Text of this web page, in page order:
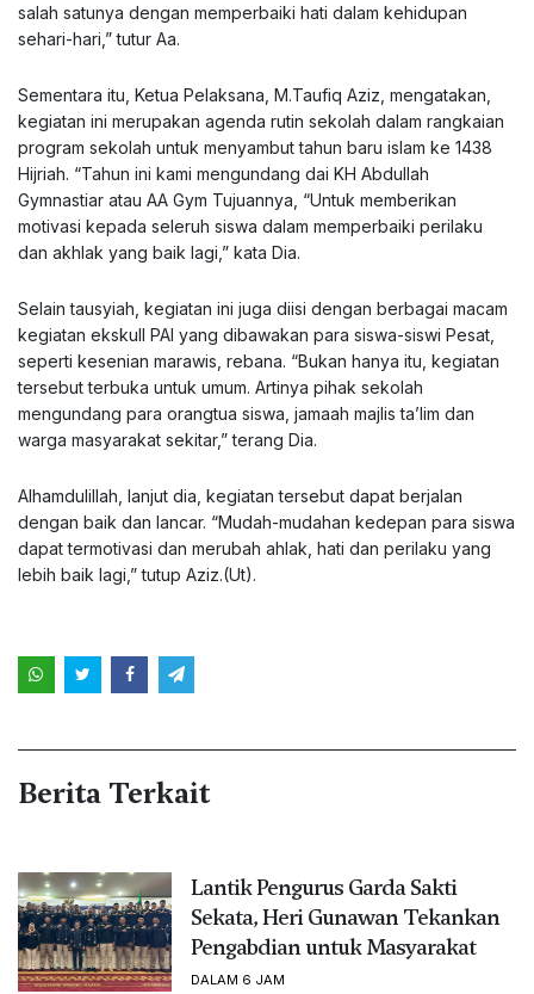
salah satunya dengan memperbaiki hati dalam kehidupan
sehari-hari,” tutur Aa.
Sementara itu, Ketua Pelaksana, M.Taufiq Aziz, mengatakan,
kegiatan ini merupakan agenda rutin sekolah dalam rangkaian
program sekolah untuk menyambut tahun baru islam ke 1438
Hijriah. “Tahun ini kami mengundang dai KH Abdullah
Gymnastiar atau AA Gym Tujuannya, “Untuk memberikan
motivasi kepada seleruh siswa dalam memperbaiki perilaku
dan akhlak yang baik lagi,” kata Dia.
Selain tausyiah, kegiatan ini juga diisi dengan berbagai macam
kegiatan ekskull PAI yang dibawakan para siswa-siswi Pesat,
seperti kesenian marawis, rebana. “Bukan hanya itu, kegiatan
tersebut terbuka untuk umum. Artinya pihak sekolah
mengundang para orangtua siswa, jamaah majlis ta’lim dan
warga masyarakat sekitar,” terang Dia.
Alhamdulillah, lanjut dia, kegiatan tersebut dapat berjalan
dengan baik dan lancar. “Mudah-mudahan kedepan para siswa
dapat termotivasi dan merubah ahlak, hati dan perilaku yang
lebih baik lagi,” tutup Aziz.(Ut).
Berita Terkait
Lantik Pengurus Garda Sakti
Sekata, Heri Gunawan Tekankan
Pengabdian untuk Masyarakat
DALAM 6 JAM